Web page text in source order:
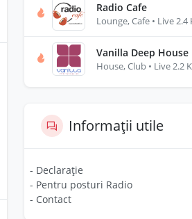
Radio Cafe
Lounge, Cafe • Live 2.4
Vanilla Deep House
House, Club • Live 2.2 K
Informații utile
- Declarație
- Pentru posturi Radio
- Contact